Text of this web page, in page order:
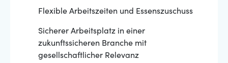
Flexible Arbeitszeiten und Essenszuschuss
Sicherer Arbeitsplatz in einer
zukunftssicheren Branche mit
gesellschaftlicher Relevanz